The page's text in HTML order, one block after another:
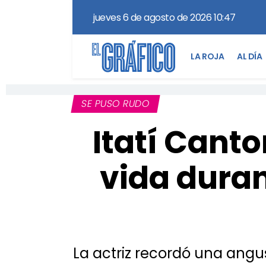
jueves 6 de agosto de 2026 10:47
LA ROJA AL DÍA
SE PUSO RUDO
Itatí
vida
La actriz recordó una